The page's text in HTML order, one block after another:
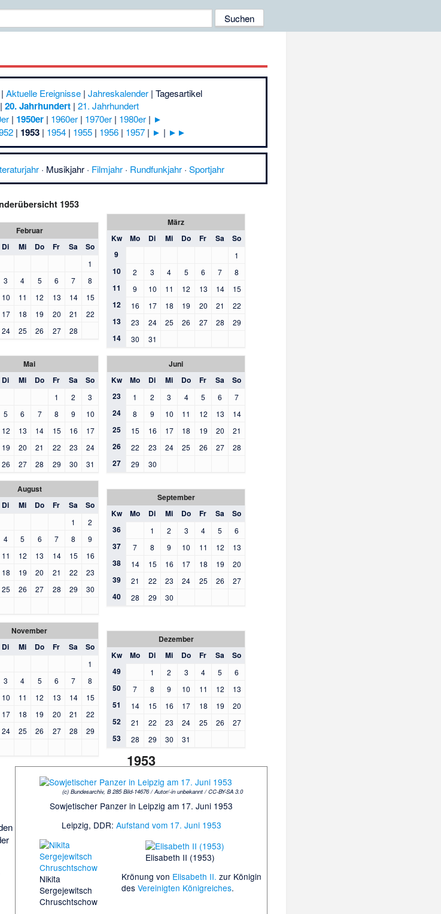
|Aktuelle Ereignisse |Jahreskalender |Tagesartikel
|20. Jahrhundert |21. Jahrhundert
| 1950er| 1960er| 1970er| 1980er| ►
| 1953| 1954| 1955| 1956| 1957| ► | ►►
· Musikjahr· Filmjahr· Rundfunkjahr· Sportjahr
1953
Februar
Di Mi Do Fr Sa
So
1
3 4 5 6 7 8
10 11 12 13 14 15
17 18 19 20 21 22
24 25 26 27 28
März
Kw
Mo Di Mi Do Fr Sa
So
9
1
10 2 3 4 5 6 7 8
11 9 10 11 12 13 14 15
12 16 17 18 19 20 21 22
13 23 24 25 26 27 28 29
14 30 31
Mai
Di Mi Do Fr Sa
So
1 2 3
5 6 7 8 9 10
12 13 14 15 16 17
19 20 21 22 23 24
26 27 28 29 30 31
Juni
Kw
Mo Di Mi Do Fr Sa
So
23
1 2 3 4 5 6 7
24 8 9 10 11 12 13 14
25 15 16 17 18 19 20 21
26 22 23 24 25 26 27 28
27 29 30
August
Di Mi Do Fr Sa
So
1 2
4 5 6 7 8 9
11 12 13 14 15 16
18 19 20 21 22 23
25 26 27 28 29 30
September
Kw
Mo Di Mi Do Fr Sa
So
36
1 2 3 4 5 6
37 7 8 9 10 11 12 13
38 14 15 16 17 18 19 20
39 21 22 23 24 25 26 27
40 28 29 30
November
Di Mi Do Fr Sa
So
1
3 4 5 6 7 8
10 11 12 13 14 15
17 18 19 20 21 22
24 25 26 27 28 29
Dezember
Kw
Mo Di Mi Do Fr Sa
So
49
1 2 3 4 5 6
50 7 8 9 10 11 12 13
51 14 15 16 17 18 19 20
52 21 22 23 24 25 26 27
53 28 29 30 31
1953
(c) Bundesarchiv, B 285 Bild-14676 / Autor/-in unbekannt / CC-BY-SA 3.0
Sowjetischer Panzer in Leipzig am 17. Juni 1953
Leipzig, DDR: Aufstand vom 17. Juni 1953
Nikita
Sergejewitsch
Chruschtschow
Elisabeth II (1953)
Krönung von Elisabeth II. zur Königin
desVereinigten Königreiches.